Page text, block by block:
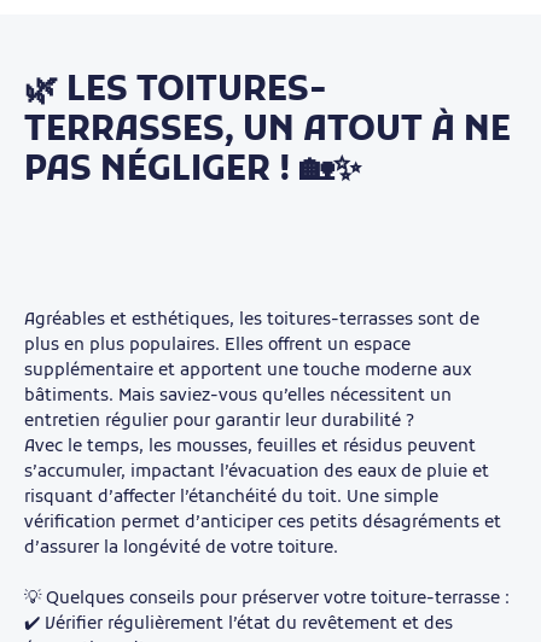
🌿 LES TOITURES-
TERRASSES, UN ATOUT À NE
PAS NÉGLIGER ! 🏡✨
Agréables et esthétiques, les toitures-terrasses sont de
plus en plus populaires. Elles offrent un espace
supplémentaire et apportent une touche moderne aux
bâtiments. Mais saviez-vous qu’elles nécessitent un
entretien régulier pour garantir leur durabilité ?
Avec le temps, les mousses, feuilles et résidus peuvent
s’accumuler, impactant l’évacuation des eaux de pluie et
risquant d’affecter l’étanchéité du toit. Une simple
vérification permet d’anticiper ces petits désagréments et
d’assurer la longévité de votre toiture.
💡 Quelques conseils pour préserver votre toiture-terrasse :
✔️ Vérifier régulièrement l’état du revêtement et des